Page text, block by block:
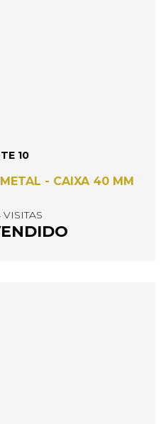
10
- CAIXA 40 MM